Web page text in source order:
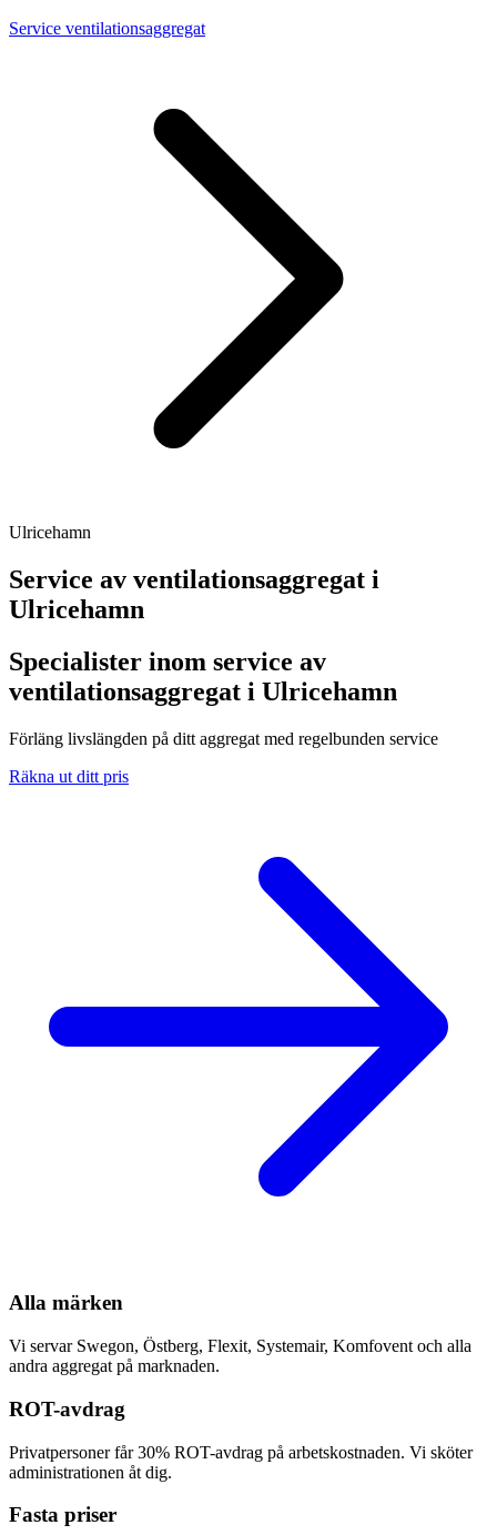
Service ventilationsaggregat
Ulricehamn
Service av ventilationsaggregat i
Ulricehamn
Specialister inom service av
ventilationsaggregat i Ulricehamn
Förläng livslängden på ditt aggregat med regelbunden service
Räkna ut ditt pris
Alla märken
Vi servar Swegon, Östberg, Flexit, Systemair, Komfovent och alla
andra aggregat på marknaden.
ROT-avdrag
Privatpersoner får 30% ROT-avdrag på arbetskostnaden. Vi sköter
administrationen åt dig.
Fasta priser